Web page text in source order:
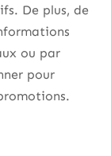
De plus, de
ou par
pour